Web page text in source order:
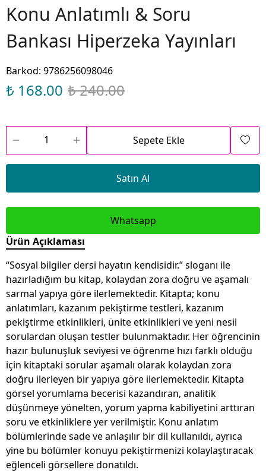
Konu Anlatımlı & Soru
Bankası Hiperzeka Yayınları
Barkod: 9786256098046
₺ 168.00 ₺ 240.00
Sepete Ekle
Satın Al
Whatsapp
Ürün Açıklaması
“Sosyal bilgiler dersi hayatın kendisidir.” sloganı ile
hazırladığım bu kitap, kolaydan zora doğru ve aşamalı
sarmal yapıya göre ilerlemektedir. Kitapta; konu
anlatımları, kazanım pekiştirme testleri, kazanım
pekiştirme etkinlikleri, ünite etkinlikleri ve yeni nesil
sorulardan oluşan testler bulunmaktadır. Her öğrencinin
hazır bulunuşluk seviyesi ve öğrenme hızı farklı olduğu
için kitaptaki sorular aşamalı olarak kolaydan zora
doğru ilerleyen bir yapıya göre ilerlemektedir. Kitapta
görsel yorumlama becerisi kazandıran, analitik
düşünmeye yönelten, yorum yapma kabiliyetini arttıran
soru ve etkinliklere yer verilmiştir. Konu anlatım
bölümlerinde sade ve anlaşılır bir dil kullanıldı, ayrıca
yine bu bölümler konuyu pekiştirmenizi kolaylaştıracak
eğlenceli görsellere donatıldı.